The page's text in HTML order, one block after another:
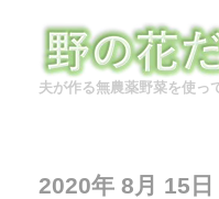
夫が作る無農薬野菜を使っ
2020年 8月 15日